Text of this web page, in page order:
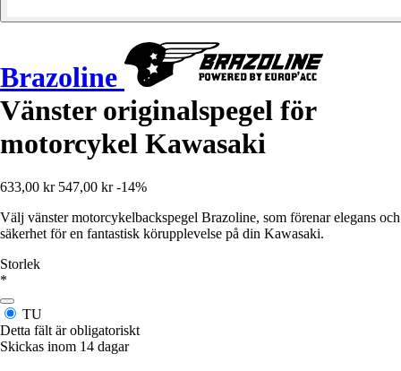
Brazoline
Vänster originalspegel för
motorcykel Kawasaki
633,00 kr 547,00 kr -14%
Välj vänster motorcykelbackspegel Brazoline, som förenar elegans och
säkerhet för en fantastisk körupplevelse på din Kawasaki.
Storlek
*
TU
Detta fält är obligatoriskt
Skickas inom 14 dagar